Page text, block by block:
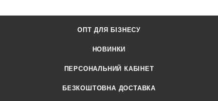
ОПТ ДЛЯ БІЗНЕСУ
НОВИНКИ
ПЕРСОНАЛЬНИЙ КАБІНЕТ
БЕЗКОШТОВНА ДОСТАВКА